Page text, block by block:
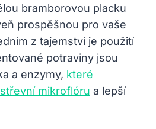
bramborovou placku
prospěšnou pro vaše
z tajemství je použití
potraviny jsou
a enzymy, které
mikroflóru a lepší